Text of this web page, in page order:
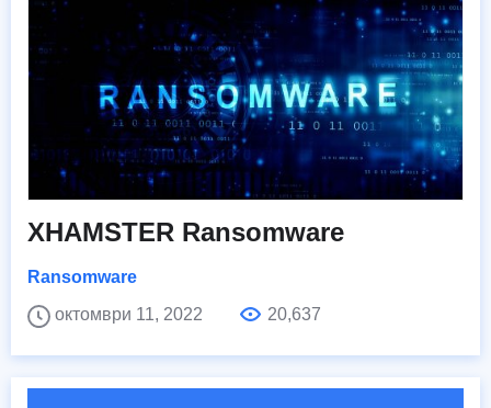
XHAMSTER Ransomware
Ransomware
октомври 11, 2022
20,637